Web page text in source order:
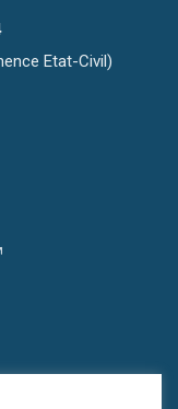
Etat-Civil)